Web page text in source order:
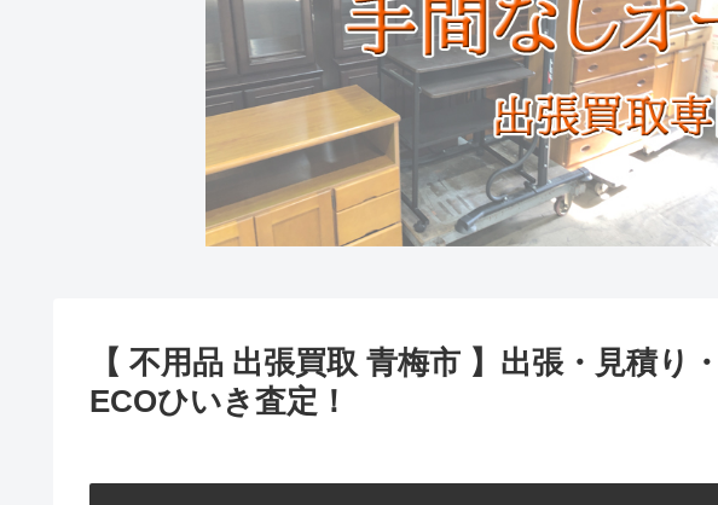
【 不用品 出張買取 青梅市 】出張・見積り
ECOひいき査定！